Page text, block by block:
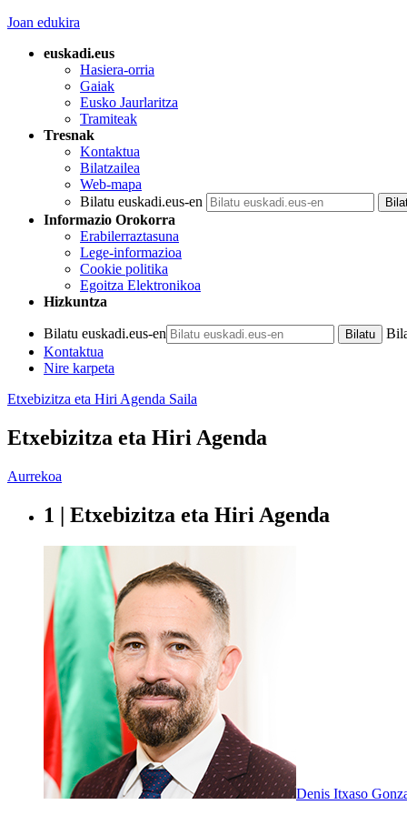
Joan edukira
euskadi.eus
Hasiera-orria
Gaiak
Eusko Jaurlaritza
Tramiteak
Tresnak
Kontaktua
Bilatzailea
Web-mapa
Bilatu euskadi.eus-en
Informazio Orokorra
Erabilerraztasuna
Lege-informazioa
Cookie politika
Egoitza Elektronikoa
Hizkuntza
Bilatu euskadi.eus-en
Kontaktua
Nire karpeta
Etxebizitza eta Hiri Agenda Saila
Etxebizitza eta Hiri Agenda
Aurrekoa
1 | Etxebizitza eta Hiri Agenda
Denis Itxaso